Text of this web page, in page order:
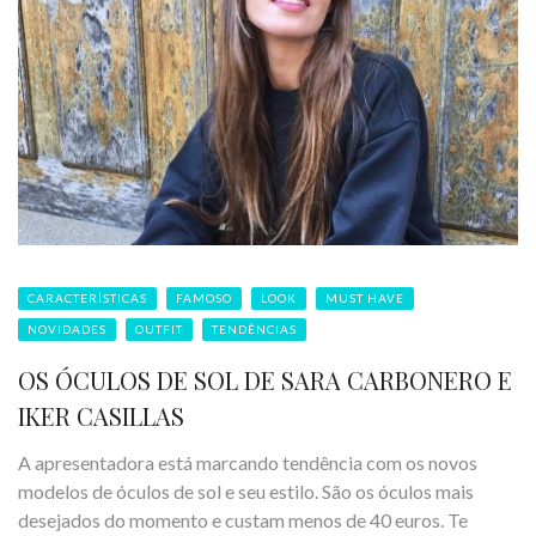
CARACTERÍSTICAS FAMOSO LOOK MUST HAVE
NOVIDADES OUTFIT TENDÊNCIAS
OS ÓCULOS DE SOL DE SARA CARBONERO E
IKER CASILLAS
A apresentadora está marcando tendência com os novos
modelos de óculos de sol e seu estilo. São os óculos mais
desejados do momento e custam menos de 40 euros. Te